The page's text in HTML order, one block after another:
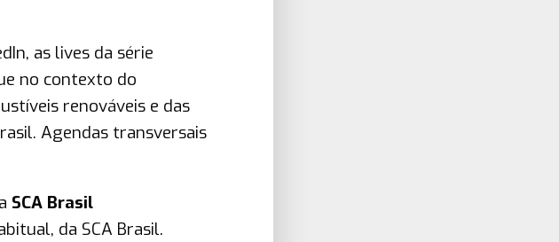
as lives da série
no contexto do
renováveis e das
Agendas transversais
SCA Brasil
da SCA Brasil.